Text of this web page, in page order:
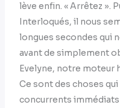
lève enfin. « Arrêtez ».
Interloqués, il nous
longues secondes qui
avant de simplement
Evelyne, notre moteur
Ce sont des choses
concurrents immédiats